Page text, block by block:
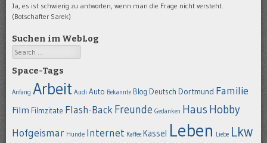
Ja, es ist schwierig zu antworten, wenn man die Frage nicht versteht.
(Botschafter Sarek)
Suchen im WebLog
Search
Space-Tags
Anfang Arbeit Audi Auto Bekannte Blog Deutsch Dortmund Familie
Film Filmzitate Flash-BackFreunde Gedanken Haus Hobby
Hofgeismar Hunde Internet Kaffee Kassel Leben Liebe Lkw